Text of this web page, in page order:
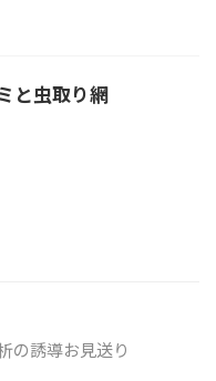
と虫取り網
の誘導お見送り